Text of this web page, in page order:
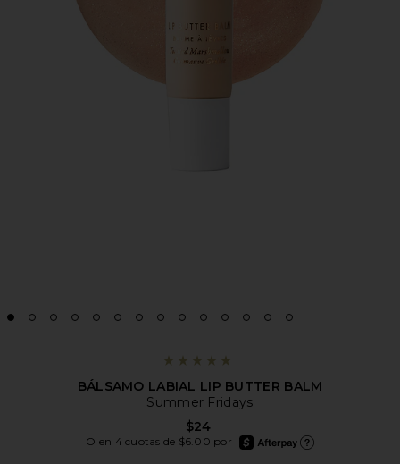
BÁLSAMO LABIAL LIP BUTTER BALM
Summer Fridays
$24
O en 4 cuotas de $6.00 por
afterpay